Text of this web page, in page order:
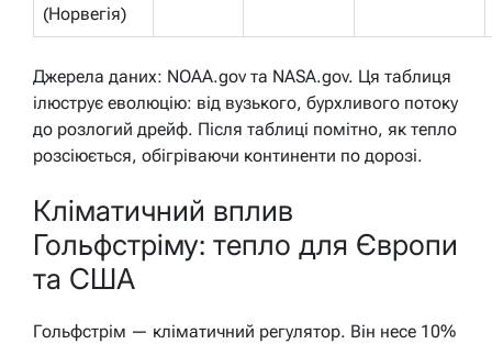
(Норвегія)
Джерела даних: NOAA.gov та NASA.gov. Ця таблиця
ілюструє еволюцію: від вузького, бурхливого потоку
до розлогий дрейф. Після таблиці помітно, як тепло
розсіюється, обігріваючи континенти по дорозі.
Кліматичний вплив
Гольфстріму: тепло для Європи
та США
Гольфстрім — кліматичний регулятор. Він несе 10%